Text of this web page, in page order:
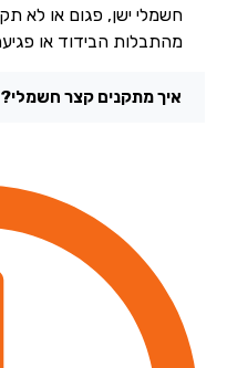
חשמלי ישן, פגום או לא תקין
מהתבלות הבידוד או פגיעה
איך מתקנים קצר חשמלי?